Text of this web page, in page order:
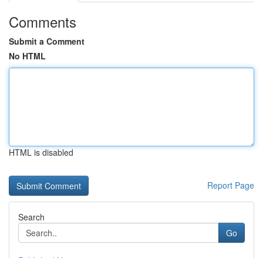
Comments
Submit a Comment
No HTML
HTML is disabled
Report Page
Search
Go